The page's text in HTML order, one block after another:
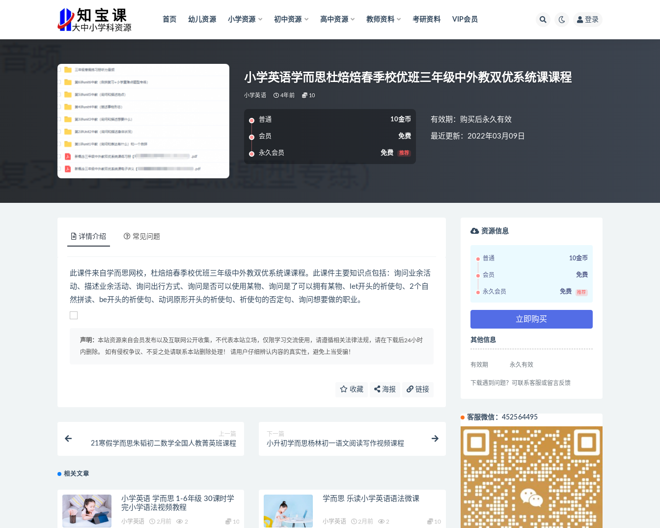
首页 幼儿资源 小学资源 初中资源 高中资源 教师资料 考研资料 VIP会员 登录
小学英语学而思杜焙焙春季校优班三年级中外教双优系统课课程
小学英语 4年前 10
普通 10金币
会员 免费
永久会员 免费 推荐
有效期：购买后永久有效
最近更新：2022年03月09日
详情介绍 常见问题
此课件来自学而思网校，杜焙焙春季校优班三年级中外教双优系统课课程。此课件主要知识点包括：询问业余活
动、描述业余活动、询问出行方式、询问是否可以使用某物、询问是了可以拥有某物、let开头的祈使句、2个自
然拼读、be开头的祈使句、动词原形开头的祈使句、祈使句的否定句、询问想要做的职业。
声明： 本站资源来自会员发布以及互联网公开收集，不代表本站立场，仅限学习交流使用，请遵循相关法律法规，请在下载后24小时
内删除。 如有侵权争议、不妥之处请联系本站删除处理！ 请用户仔细辨认内容的真实性，避免上当受骗！
收藏 海报 链接
上一篇
21寒假学而思朱韬初二数学全国人教菁英班课程
下一篇
小升初学而思杨林初一语文阅读写作视频课程
相关文章
小学英语 学而思 1-6年级 30课时学
完小学语法视频教程
小学英语 2月前 2 10
学而思 乐读小学英语语法微课
小学英语 2月前 2 10
资源信息
普通 10金币
会员 免费
永久会员 免费 推荐
立即购买
其他信息
有效期 永久有效
下载遇到问题？可联系客服或留言反馈
客服微信：452564495